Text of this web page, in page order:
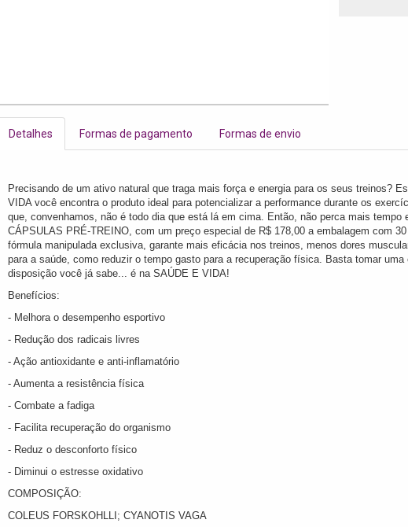
Detalhes Formas de pagamento Formas de envio
Precisando de um ativo natural que traga mais força e energia para os seus treinos?
VIDA você encontra o produto ideal para potencializar a performance durante os
que, convenhamos, não é todo dia que está lá em cima. Então, não perca mais tempo
CÁPSULAS PRÉ-TREINO, com um preço especial de R$ 178,00 a embalagem com
fórmula manipulada exclusiva, garante mais eficácia nos treinos, menos dores
para a saúde, como reduzir o tempo gasto para a recuperação física. Basta tomar
disposição você já sabe... é na SAÚDE E VIDA!
Benefícios:
- Melhora o desempenho esportivo
- Redução dos radicais livres
- Ação antioxidante e anti-inflamatório
- Aumenta a resistência física
- Combate a fadiga
- Facilita recuperação do organismo
- Reduz o desconforto físico
- Diminui o estresse oxidativo
COMPOSIÇÃO:
COLEUS FORSKOHLLI; CYANOTIS VAGA